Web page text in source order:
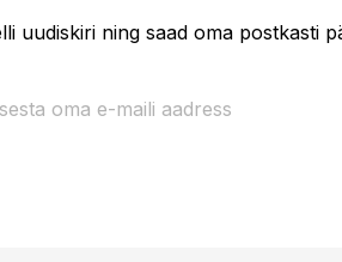
uudiskiri ning saad oma postkasti